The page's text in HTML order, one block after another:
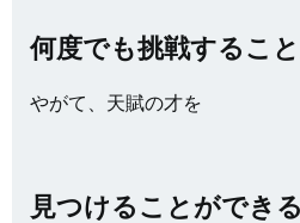
何度でも挑戦するこ
やがて、天賦の才を
見つけることができ